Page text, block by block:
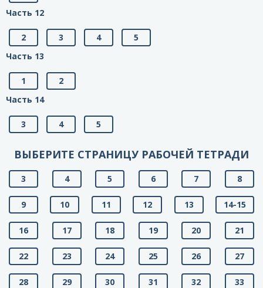
Часть 12
2 3 4
5
Часть 13
1
2
Часть 14
3 4 5
ВЫБЕРИТЕ СТРАНИЦУ РАБОЧЕЙ ТЕТРАДИ
3 4 5 6 7 8
9 10 11 12 13 14-15
16 17 18 19 20 21
22 23 24 25 26 27
28 29 30 31 32 33